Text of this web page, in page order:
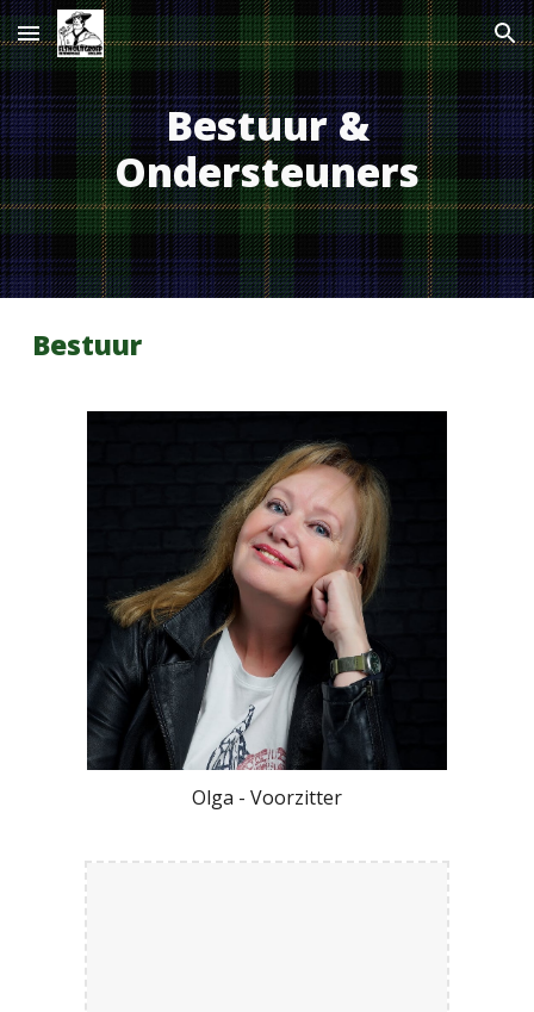
Skip to main content Skip to navigation
Bestuur &
Ondersteuners
Bestuur
Olga - Voorzitter